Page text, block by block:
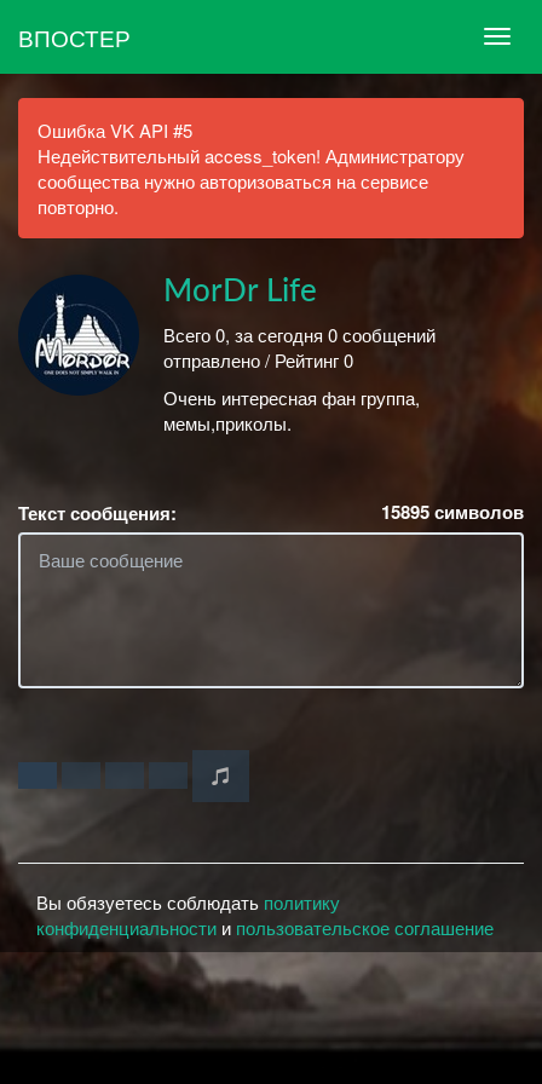
ВПОСТЕР
Ошибка VK API #5
Недействительный access_token! Администратору
сообщества нужно авторизоваться на сервисе
повторно.
MorDr Life
Всего 0, за сегодня 0 сообщений
отправлено / Рейтинг 0
Очень интересная фан группа,
мемы,приколы.
Текст сообщения: 15895символов
Вы обязуетесь соблюдать политику
конфиденциальности и пользовательское соглашение